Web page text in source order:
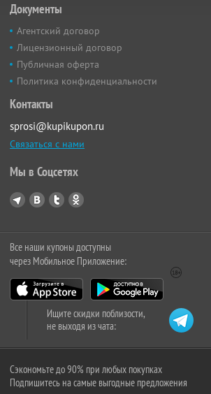
Документы
Агентский договор
Лицензионный договор
Публичная оферта
Политика конфиденциальности
Контакты
sprosi@kupikupon.ru
Связаться с нами
Мы в Соцсетях
Все наши купоны доступны
через Мобильное Приложение:
Ищите скидки поблизости,
не выходя из чата:
Сэкономьте до 90% при любых покупках
Подпишитесь на самые выгодные предложения